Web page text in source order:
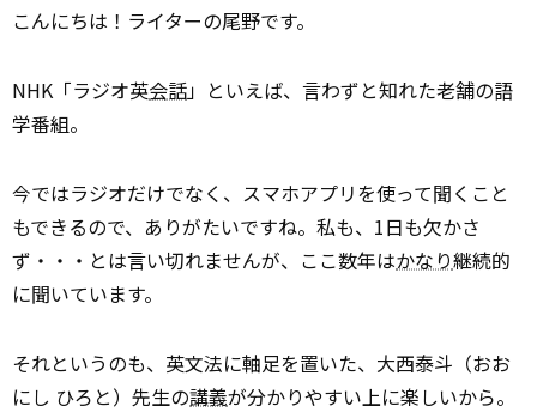
こんにちは！ライターの尾野です。
NHK「ラジオ英会話」といえば、言わずと知れた老舗の語
学番組。
今ではラジオだけでなく、スマホアプリを使って聞くこと
もできるので、ありがたいですね。私も、1日も欠かさ
ず・・・とは言い切れませんが、ここ数年はかなり継続的
に聞いています。
それというのも、英文法に軸足を置いた、大西泰斗（おお
にし ひろと）先生の講義が分かりやすい上に楽しいから。